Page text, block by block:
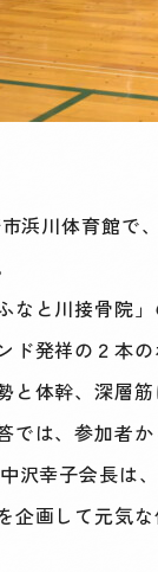
浜川体育館で
と川接骨院
ド発祥の２本
体幹、深層
は、参加者
沢幸子会長は
企画して元気